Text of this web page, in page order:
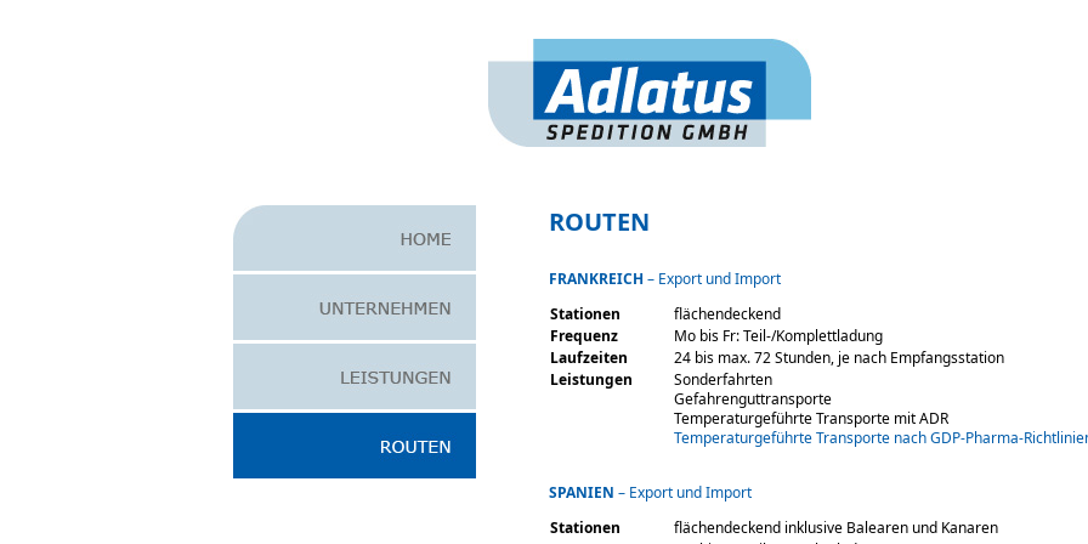
ROUTEN
FRANKREICH– Export und Import
Stationen
flächendeckend
Frequenz
Mo bis Fr: Teil-/Komplettladung
Laufzeiten
24 bis max. 72 Stunden, je nach Empfangsstation
Leistungen
Sonderfahrten
Gefahrenguttransporte
Temperaturgeführte Transporte mit ADR
Temperaturgeführte Transporte nach GDP-Pharma-
SPANIEN – Export und Import
Stationen
flächendeckend inklusive Balearen und Kanaren